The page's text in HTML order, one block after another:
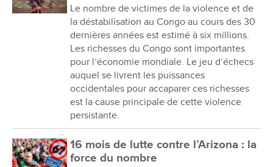
Le nombre de victimes de la violence et de
la déstabilisation au Congo au cours des 30
dernières années est estimé à six millions.
Les richesses du Congo sont importantes
pour l’économie mondiale. Le jeu d’échecs
auquel se livrent les puissances
occidentales pour accaparer ces richesses
est la cause principale de cette violence
persistante.
16 mois de lutte contre l’Arizona : la
force du nombre